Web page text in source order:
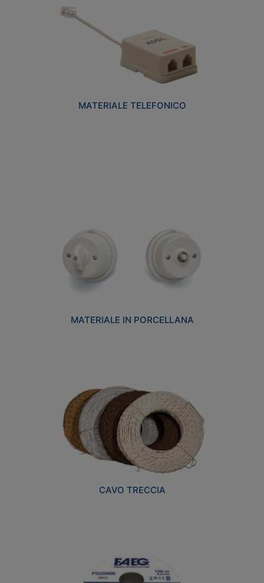
MATERIALE TELEFONICO
MATERIALE IN PORCELLANA
CAVO TRECCIA